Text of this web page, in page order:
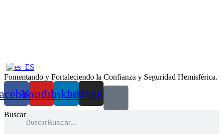
Fomentando y Fortaleciendo la Confianza y Seguridad Hemisférica.
YoutubeLinkedin
Instagram
Buscar
Buscar